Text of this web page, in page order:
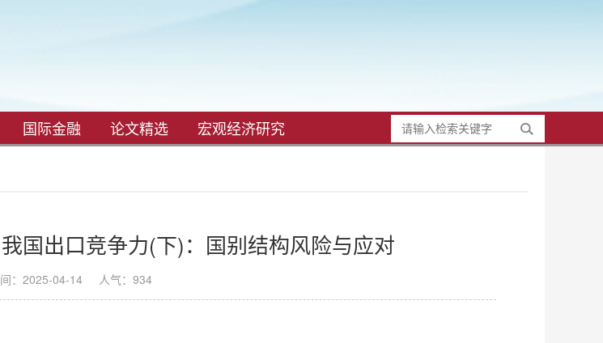
国际金融 论文精选 宏观经济研究
国出口竞争力(下)：国别结构风险与应对
：2025-04-14 人气： 934